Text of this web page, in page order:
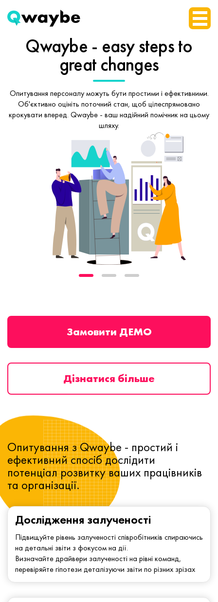
Qwaybe - easy stepsto
great changes
Опитування персоналу можуть бути простими і ефективними.
Об'єктивно оцініть поточний стан, щоб цілеспрямовано
крокувати вперед. Qwaybe - ваш надійний помічник на цьому
шляху.
Замовити ДЕМО
Дізнатися більше
Дослідження залученості
Підвищуйте рівень залученості співробітників спираючись
на детальні звіти з фокусом на дії.
Визначайте драйвери залученості на рівні команд,
перевіряйте гіпотези деталізуючи звіти по різних зрізах
Опитування з Qwaybe - простий і
ефективний спосіб дослідити
потенціал розвитку ваших працівників
та організації.